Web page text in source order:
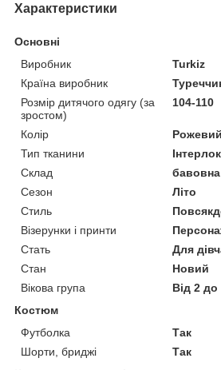
Характеристики
Основні
Виробник
Turkiz
Країна виробник
Розмір дитячого одягу (за
зростом)
104-110
Колір
Рожевий
Тип тканини
Інтерлок
Склад
бавовна
Сезон
Літо
Стиль
Візерунки і принти
Стать
Для
Стан
Новий
Вікова група
Від 2 до
Костюм
Футболка
Так
Шорти, бриджі
Так